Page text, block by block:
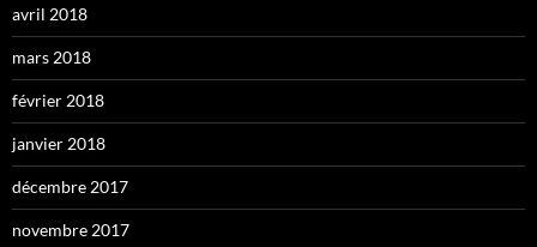
avril 2018
mars 2018
février 2018
janvier 2018
décembre 2017
novembre 2017